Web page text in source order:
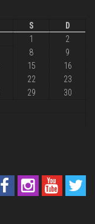
S D
1
2
8
9
15
16
22
23
29
30